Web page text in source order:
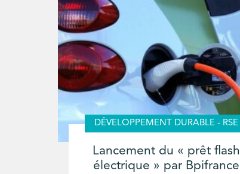
DÉVELOPPEMENT DURABLE - RSE
Lancement du « prêt flash
électrique » par Bpifrance